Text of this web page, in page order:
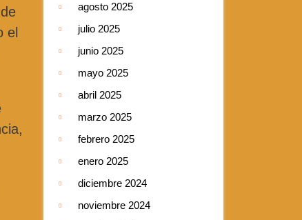
el
agosto 2025
julio 2025
junio 2025
mayo 2025
abril 2025
marzo 2025
febrero 2025
enero 2025
diciembre 2024
noviembre 2024